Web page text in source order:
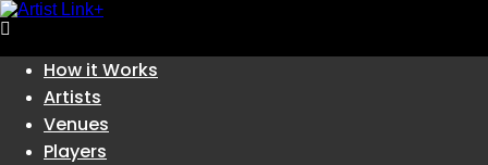
Skip
content
How it Works
Artists
Venues
Players
Nothing found